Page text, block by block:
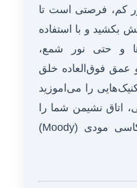
کم، فرصتی است تا
بکشید و با استفاده
و حتی نور شمع،
عمق فوق‌العاده خلق
را می‌اموزید
اتاق نشیمن شما را
به یک استودیوی عکاسی مودی (Moody)